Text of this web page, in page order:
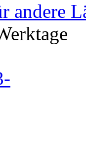
andere